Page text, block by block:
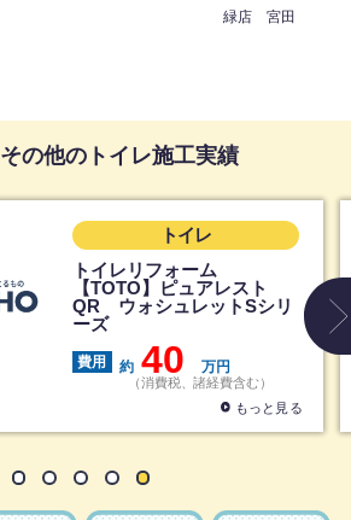
緑店 宮田
その他のトイレ施工実績
トイレ
トイレリフォーム
【TOTO】ピュアレスト
QR ウォシュレットSシリ
ーズ
費用 約 40 万円
（消費税、諸経費含む）
もっと見る